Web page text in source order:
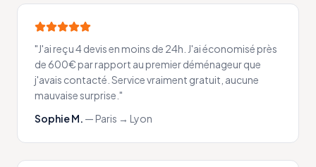
"J'ai reçu 4 devis en moins de 24h. J'ai économisé près
de 600€ par rapport au premier déménageur que
j'avais contacté. Service vraiment gratuit, aucune
mauvaise surprise. "
Sophie M. —Paris → Lyon